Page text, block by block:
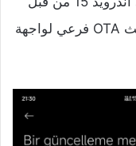
لأنه في هذه الحالة سيكون مجرد تحديث OTA فرعي لواجهة